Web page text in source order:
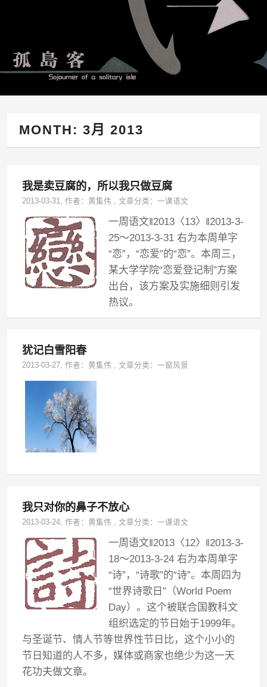
MONTH:3月 2013
我是卖豆腐的，所以我只做豆腐
2013-03-31, 作者：黄集伟 ,文章分类：一课语文
一周语文‖2013〈13〉‖2013-3-
25～2013-3-31 右为本周单字
“恋”，“恋爱”的“恋”。本周三，
某大学学院“恋爱登记制”方案
出台，该方案及实施细则引发
热议。
犹记白雪阳春
2013-03-27, 作者：黄集伟 ,文章分类：一窗风景
我只对你的鼻子不放心
2013-03-24, 作者：黄集伟 ,文章分类：一课语文
一周语文‖2013〈12〉‖2013-3-
18～2013-3-24 右为本周单字
“诗”，“诗歌”的“诗”。本周四为
“世界诗歌日”（World Poem
Day）。这个被联合国教科文
组织选定的节日始于1999年。
与圣诞节、情人节等世界性节日比，这个小小的
节日知道的人不多，媒体或商家也绝少为这一天
花功夫做文章。